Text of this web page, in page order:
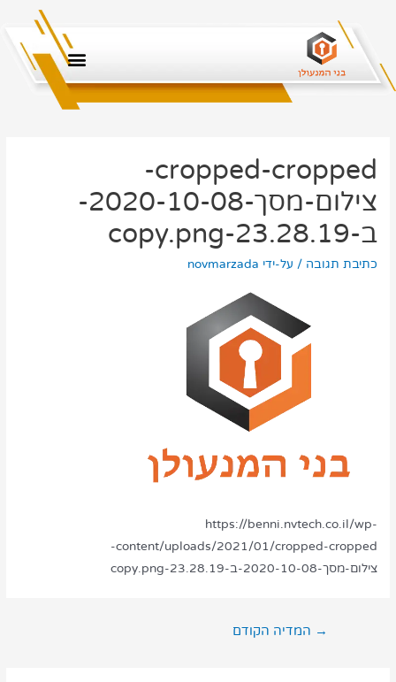
cropped-cropped-
צילום-מסך-2020-10-08-
ב-23.28.19-copy.png
כתיבת תגובה / על-ידי novmarzada
https://benni.nvtech.co.il/wp-
content/uploads/2021/01/cropped-cropped-
צילום-מסך-2020-10-08-ב-23.28.19-copy.png
→ המדיה הקודם